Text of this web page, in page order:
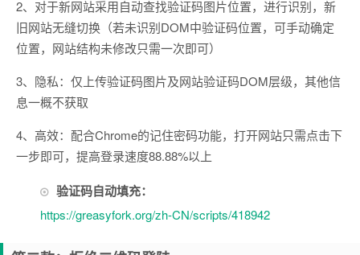
2、对于新网站采用自动查找验证码图片位置，进行识别，新
旧网站无缝切换（若未识别DOM中验证码位置，可手动确定
位置，网站结构未修改只需一次即可）
3、隐私：仅上传验证码图片及网站验证码DOM层级，其他信
息一概不获取
4、高效：配合Chrome的记住密码功能，打开网站只需点击下
一步即可，提高登录速度88.88%以上
验证码自动填充：
https://greasyfork.org/zh-CN/scripts/418942